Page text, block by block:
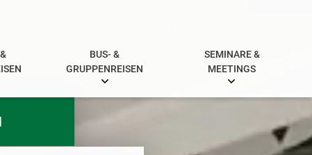
BUS- &
GRUPPENREISEN
SEMINARE &
MEETINGS